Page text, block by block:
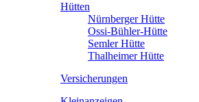
Hütten
Nürnberger Hütte
Ossi-Bühler-Hütte
Semler Hütte
Thalheimer Hütte
Versicherungen